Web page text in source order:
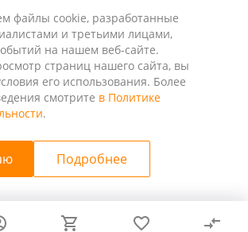
файлы cookie, разработанные
и третьими лицами,
на нашем веб-сайте.
страниц нашего сайта, вы
его использования. Более
смотрите в Политике
.
Подробнее
Киловатт» ИНН 4401188290, Все права
защищены